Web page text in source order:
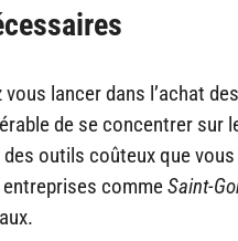
lancer dans l’achat
de se concentrer sur
outils coûteux que vous
commeSaint-